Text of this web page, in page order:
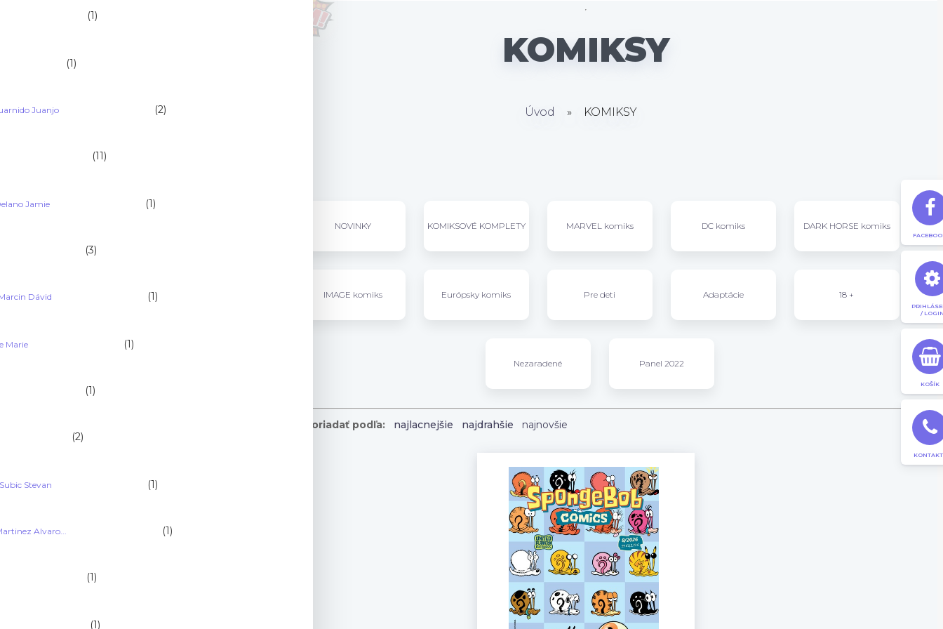
/
KOŠÍK
Úvod » KOMIKSY
KOMIKSY
NOVINKY KOMIKSOVÉ KOMPLETY MARVEL komiks DC komiks DARK HORSE komiks
IMAGE komiks Európsky komiks Pre deti Adaptácie 18 +
Nezaradené Panel 2022
(1)
(1)
Ayroles Alain, Guarnido Juanjo
(2)
(11)
Bachalo Chris, Delano Jamie
(1)
(3)
Balážová Soňa, Marcin Dávid
(1)
Bardiaux-Vaiente Marie
(1)
(1)
(2)
Barnes Rodney, Subic Stevan
(1)
Barrows Eddy, Martinez Alvaro...
(1)
(1)
(1)
Usporiadať podľa: najlacnejšie najdrahšie najnovšie